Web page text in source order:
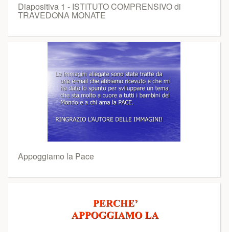
Diapositiva 1 - ISTITUTO COMPRENSIVO di
TRAVEDONA MONATE
Appoggiamo la Pace